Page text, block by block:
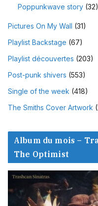
Poppunkwave story (32)
Pictures On My Wall (31)
Playlist Backstage (67)
Playlist découvertes (203)
Post-punk shivers (553)
Single of the week (418)
The Smiths Cover Artwork
Album du mois –
The Optimist